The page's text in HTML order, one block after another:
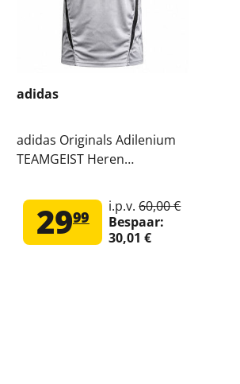
adidas
adidas Originals Adilenium
TEAMGEIST Heren
2999
i.p.v.60,00 €
Bespaar:
30,01 €